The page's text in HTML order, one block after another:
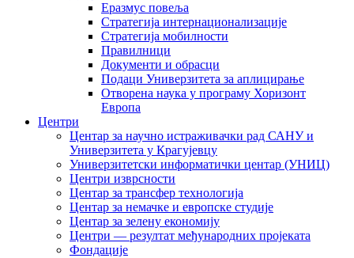
Еразмус повеља
Стратегија интернационализације
Стратегија мобилности
Правилници
Документи и обрасци
Подаци Универзитета за аплицирање
Отворена наука у програму Хоризонт
Европа
Центри
Центар за научно истраживачки рад САНУ и
Универзитета у Крагујевцу
Универзитетски информатички центар (УНИЦ)
Центри изврсности
Центар за трансфер технологија
Центар за немачке и европске студије
Центар за зелену економију
Центри — резултат међународних пројеката
Фондације